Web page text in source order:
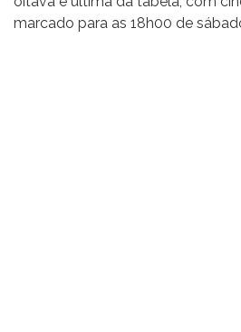
marcado para as 18h00 de